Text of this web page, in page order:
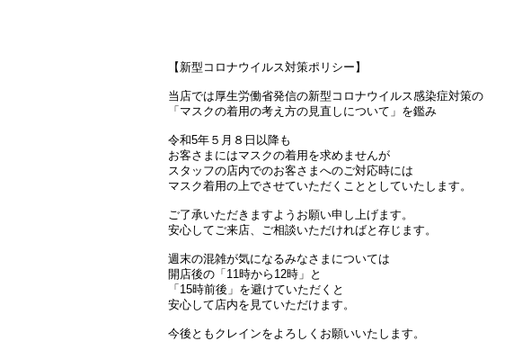
【新型コロナウイルス対策ポリシー】
当店では厚生労働省発信の新型コロナウイルス感染症対策の
「マスクの着用の考え方の見直しについて」を鑑み
令和5年５月８日以降も
お客さまにはマスクの着用を求めませんが
スタッフの店内でのお客さまへのご対応時には
マスク着用の上でさせていただくこととしていたします。
ご了承いただきますようお願い申し上げます。
安心してご来店、ご相談いただければと存じます。
週末の混雑が気になるみなさまについては
開店後の「11時から12時」と
「15時前後」を避けていただくと
安心して店内を見ていただけます。
今後ともクレインをよろしくお願いいたします。